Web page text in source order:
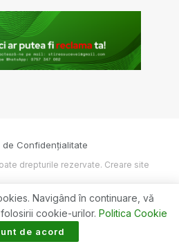
de Confidențialitate
drepturile rezervate. Creare site
Navigând în continuare, vă
cookie-urilor. Politica Cookie
de acord